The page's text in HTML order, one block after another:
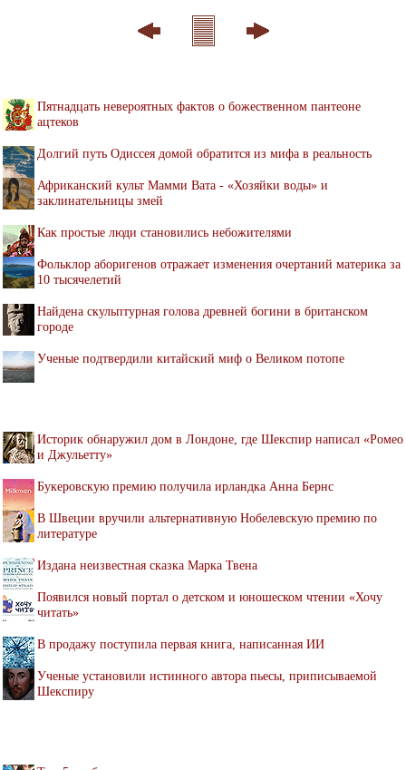
Пятнадцать невероятных фактов о божественном пантеоне
ацтеков
Долгий путь Одиссея домой обратится из мифа в реальность
Африканский культ Мамми Вата - «Хозяйки воды» и
заклинательницы змей
Как простые люди становились небожителями
Фольклор аборигенов отражает изменения очертаний материка за
10 тысячелетий
Найдена скульптурная голова древней богини в британском
городе
Ученые подтвердили китайский миф о Великом потопе
Историк обнаружил дом в Лондоне, где Шекспир написал «Ромео
и Джульетту»
Букеровскую премию получила ирландка Анна Бернс
В Швеции вручили альтернативную Нобелевскую премию по
литературе
Издана неизвестная сказка Марка Твена
Появился новый портал о детском и юношеском чтении «Хочу
читать»
В продажу поступила первая книга, написанная ИИ
Ученые установили истинного автора пьесы, приписываемой
Шекспиру